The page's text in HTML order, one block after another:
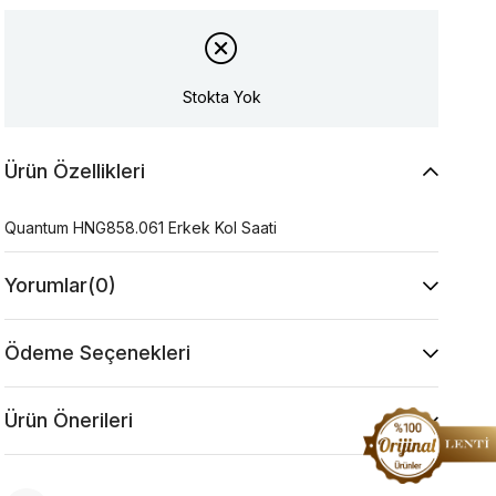
Stokta Yok
Ürün Özellikleri
Quantum HNG858.061 Erkek Kol Saati
Yorumlar(0)
Ödeme Seçenekleri
Ürün Önerileri